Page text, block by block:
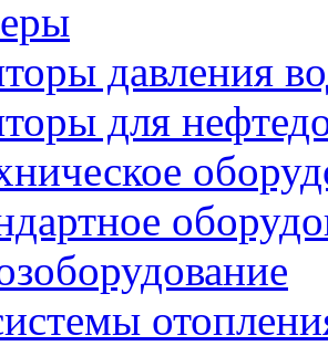
давления
для